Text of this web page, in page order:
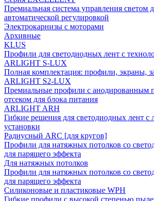
Премиальная система управления светом
автоматической регулировкой
Электрокарнизы с моторами
Архивные
KLUS
Профили для светодиодных лент с
ARLIGHT S-LUX
Полная комплектация: профили, экраны,
ARLIGHT S2-LUX
Премиальные профили с анодированным
отсеком для блока питания
ARLIGHT ARH
Гибкие решения для светодиодных лент
установки
Радиусный ARC [для кругов]
Профили для натяжных потолков со
для парящего эффекта
Для натяжных потолков
Профили для натяжных потолков со
для парящего эффекта
Силиконовые и пластиковые WPH
Гибкие профили с высокой степенью